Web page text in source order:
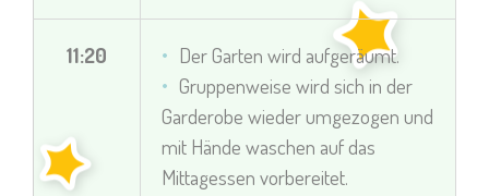
11:20
Der Garten wird aufgeräumt.
Gruppenweise wird sich in der
Garderobe wieder umgezogen und
mit Hände waschen auf das
Mittagessen vorbereitet.